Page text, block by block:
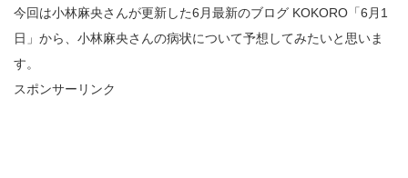
今回は小林麻央さんが更新した6月最新のブログ KOKORO「6月1
日」から、小林麻央さんの病状について予想してみたいと思いま
す。
スポンサーリンク